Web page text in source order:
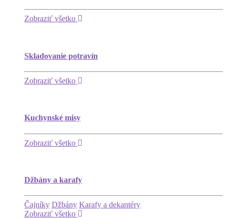
Zobraziť všetko
Skladovanie potravín
Zobraziť všetko
Kuchynské misy
Zobraziť všetko
Džbány a karafy
Čajníky Džbány Karafy a dekantéry
Zobraziť všetko